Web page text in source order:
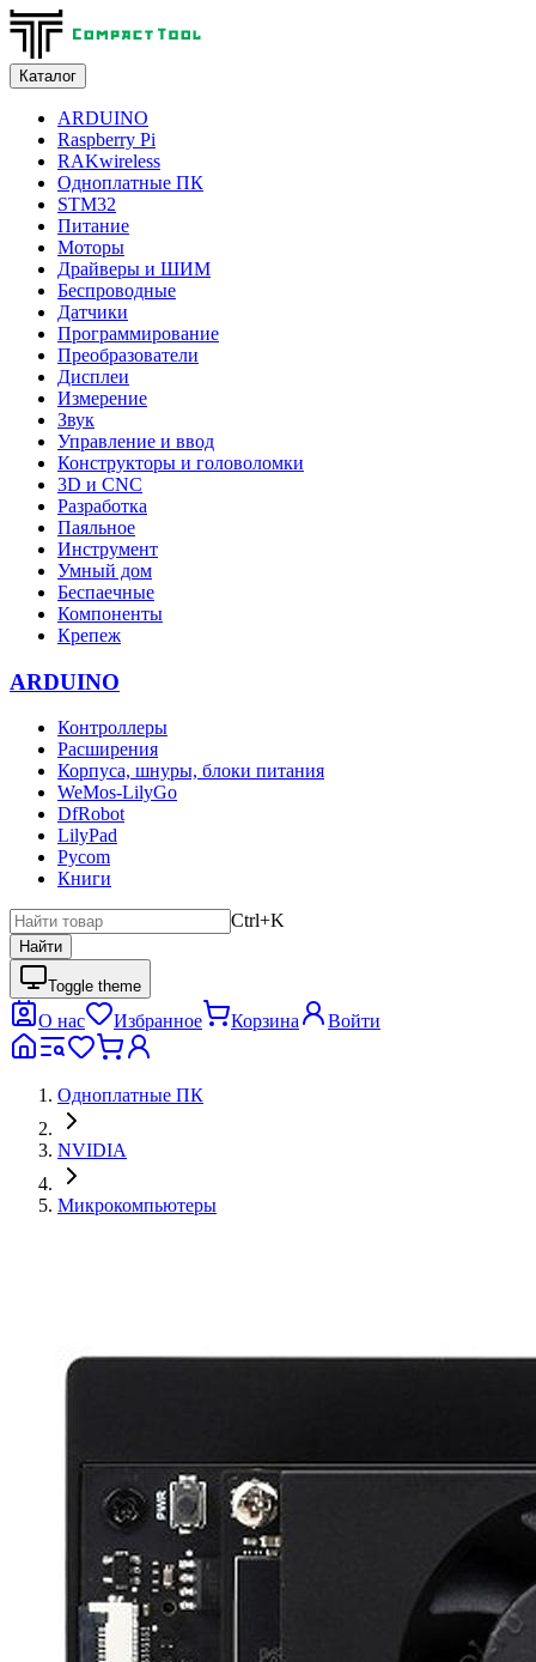
Каталог
ARDUINO
Raspberry Pi
RAKwireless
Одноплатные ПК
STM32
Питание
Моторы
Драйверы и ШИМ
Беспроводные
Датчики
Программирование
Преобразователи
Дисплеи
Измерение
Звук
Управление и ввод
Конструкторы и головоломки
3D и CNC
Разработка
Паяльное
Инструмент
Умный дом
Беспаечные
Компоненты
Крепеж
ARDUINO
Контроллеры
Расширения
Корпуса, шнуры, блоки питания
WeMos-LilyGo
DfRobot
LilyPad
Pycom
Книги
Ctrl+K
Найти
Toggle theme
О нас Избранное Корзина Войти
Одноплатные ПК
NVIDIA
Микрокомпьютеры